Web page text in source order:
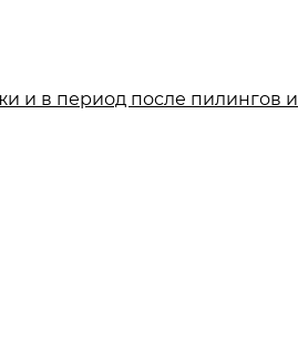
и в период после пилингов и